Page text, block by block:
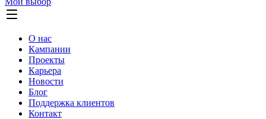
О нас
Кампании
Проекты
Карьера
Новости
Блог
Поддержка клиентов
Контакт